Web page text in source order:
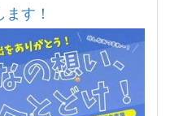
す！